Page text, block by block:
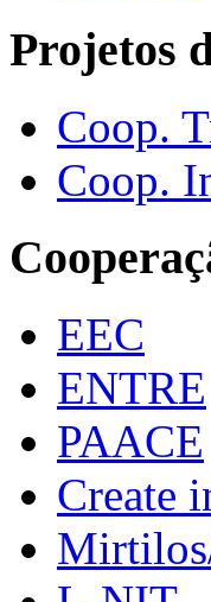
Projetos
Coop.
Coop.
EEC
ENTRE
PAACE
Create